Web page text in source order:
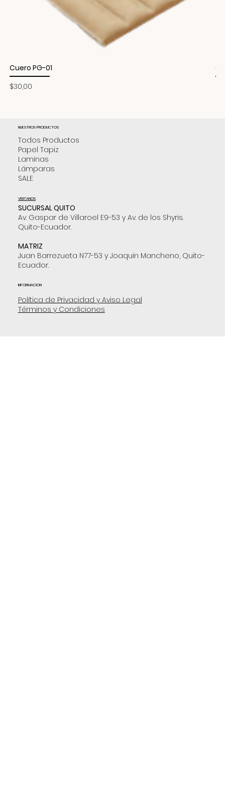
Cuero PG-01
Precio
$30,00
NUESTROS PRODUCTOS
Todos Productos
Papel Tapiz
Laminas
Lámparas
SALE
VISITANOS
SUCURSAL QUITO
Av. Gaspar de Villaroel E9-53 y Av. de los Shyris.
Quito-Ecuador.
MATRIZ
Juan Barrezueta N77-53 y Joaquin Mancheno, Quito-
Ecuador.
INFORMACION
Política de Privacidad y Aviso Legal
Términos y Condiciones